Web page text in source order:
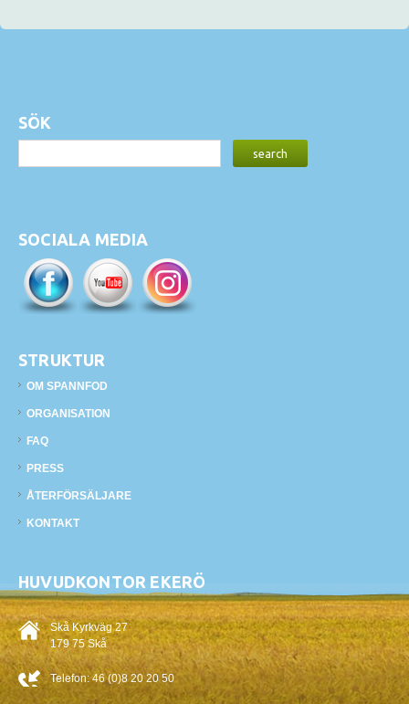
SÖK
SOCIALA MEDIA
STRUKTUR
OM SPANNFOD
ORGANISATION
FAQ
PRESS
ÅTERFÖRSÄLJARE
KONTAKT
HUVUDKONTOR EKERÖ
Skå Kyrkväg 27
179 75 Skå
Telefon:46 (0)8 20 20 50